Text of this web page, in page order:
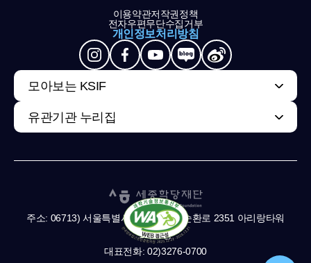
이용약관저작권정책
전자우편무단수집거부
개인정보처리방침
모아보는 KSIF
유관기관 누리집
주소: 06713) 서울특별시 서초구 남부순환로 2351 아리랑타워
11,13층
대표전화: 02)3276-0700